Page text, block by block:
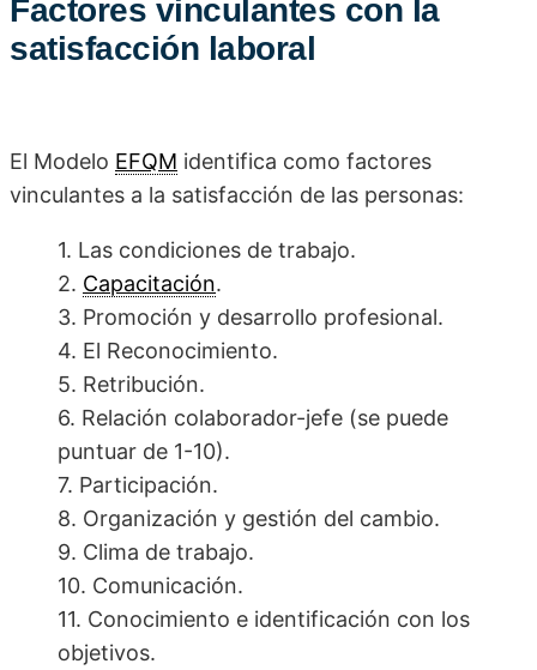
Factores vinculantes con la
satisfacción laboral
El Modelo EFQM identifica como factores
vinculantes a la satisfacción de las personas:
1. Las condiciones de trabajo.
2. Capacitación.
3. Promoción y desarrollo profesional.
4. El Reconocimiento.
5. Retribución.
6. Relación colaborador-jefe (se puede
puntuar de 1-10).
7. Participación.
8. Organización y gestión del cambio.
9. Clima de trabajo.
10. Comunicación.
11. Conocimiento e identificación con los
objetivos.